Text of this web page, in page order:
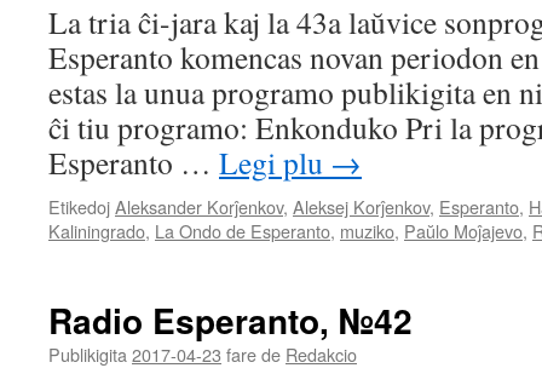
RSS FEED
LINK
EMBED
La tria ĉi-jara kaj la 43a laŭvice
Esperanto komencas novan periodon
estas la unua programo publikigita en
ĉi tiu programo: Enkonduko Pri la
Esperanto … Legi plu →
EtikedojAleksander Korĵenkov, Aleksej Korĵenkov, Esperanto,
Kaliningrado, La Ondo de Esperanto, muziko, Paŭlo Moĵajevo,
Radio Esperanto, №42
Publikigita 2017-04-23 fare de Redakcio